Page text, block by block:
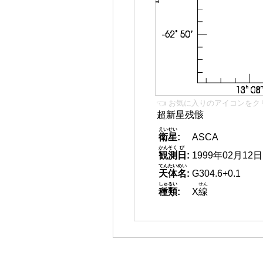
👈 お気に入りのアイコンをク
超新星残骸
衛星
えいせい
:
ASCA
観測
かんそく
日
び
: 1999年02月12日
天体名
てんたいめい
: G304.6+0.1
種類
しゅるい
: X線
せん